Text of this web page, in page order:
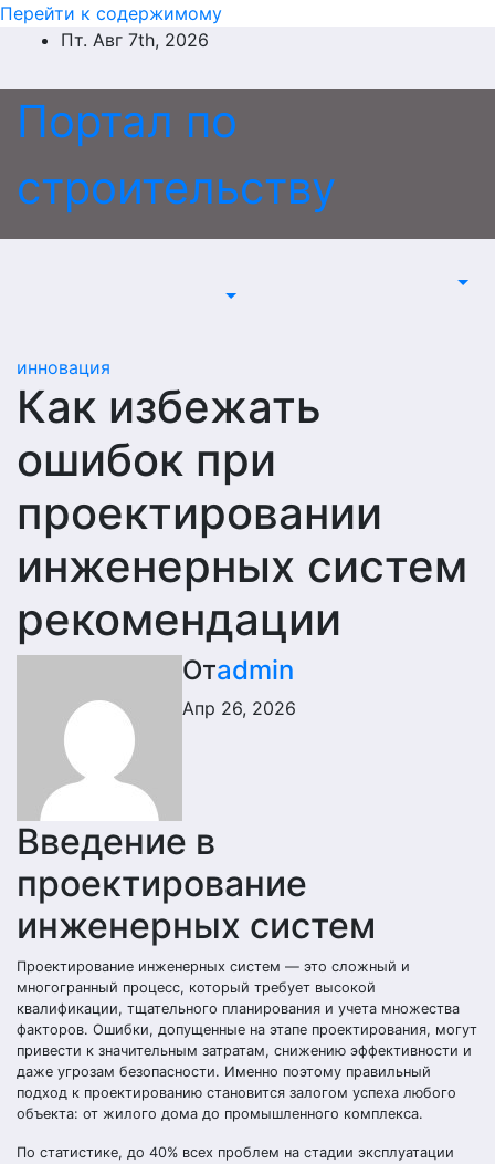
Перейти к содержимому
Пт. Авг 7th, 2026
Портал по
строительству
инновация
Как избежать
ошибок при
проектировании
инженерных систем
рекомендации
Отadmin
Апр 26, 2026
Введение в
проектирование
инженерных систем
Проектирование инженерных систем — это сложный и
многогранный процесс, который требует высокой
квалификации, тщательного планирования и учета множества
факторов. Ошибки, допущенные на этапе проектирования, могут
привести к значительным затратам, снижению эффективности и
даже угрозам безопасности. Именно поэтому правильный
подход к проектированию становится залогом успеха любого
объекта: от жилого дома до промышленного комплекса.
По статистике, до 40% всех проблем на стадии эксплуатации